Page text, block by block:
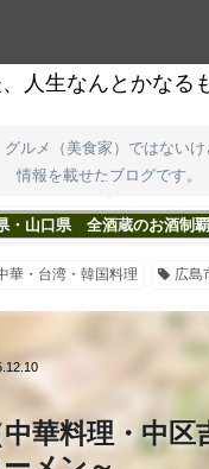
人生なんとかなる
ルメ（美食家）ではない
情報を載せたブログです。
・山口県 全酒蔵のお酒制
華・台湾・韓国料理 広島
華料理・中区